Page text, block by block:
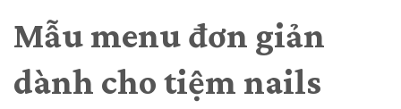
Mẫu menu đơn giản
dành cho tiệm nails